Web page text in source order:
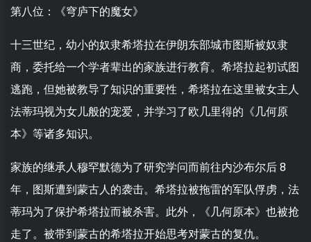
第八位：《穹庐下的魔女》
十三世纪，幼小的奴隶希塔拉在伊朗东部城市图斯被奴隶
商，委托给一个学者辈出的家族进行教育。希塔拉起初试图
逃跑，但她被教导了知识的重要性，希塔拉在这里被女主人
法蒂玛视为女儿般的宠爱，并学习了欧几里得的《几何原
本》等诸多知识。
家族的继承人穆罕默德为了研究学问而前往内沙布尔后 8
年，图斯遭到蒙古人的袭击。希塔拉被拖雷的军队俘虏，法
蒂玛为了保护希塔拉而被杀害。此外，《几何原本》也被抢
走了。被带到蒙古的希塔拉开始思考对蒙古的复仇。